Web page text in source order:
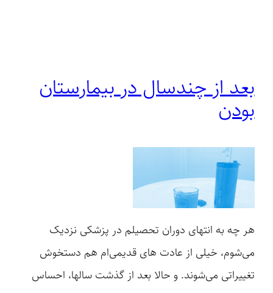
بعد از چندسال‌ در بیمارستان
بودن
هر چه به انتهای دوران تحصیلم در پزشکی نزدیک
می‌شوم، خیلی از عادت های قدیمی‌ام هم دستخوش
تغییراتی می‌شوند. و حالا بعد از گذشت سالها، احساس